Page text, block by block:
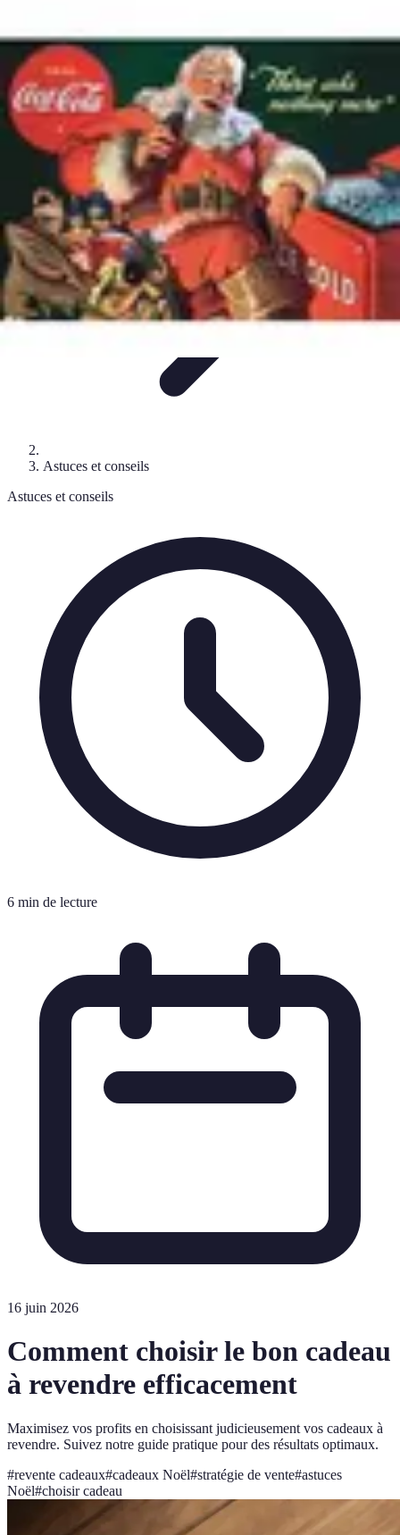
ReventePréparation à la reventeÉvaluation et Prix
Revente Cadeaux Noël
Astuces et conseils
Astuces et conseils
6 min de lecture
16 juin 2026
Comment choisir le bon cadeau
à revendre efficacement
Maximisez vos profits en choisissant judicieusement vos cadeaux à
revendre. Suivez notre guide pratique pour des résultats optimaux.
#revente cadeaux#cadeaux Noël#stratégie de vente#astuces
Noël#choisir cadeau